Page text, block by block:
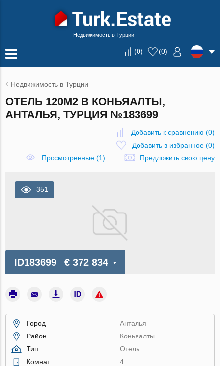
Недвижимость в Турции
(0) (0)
Недвижимость в Турции
ОТЕЛЬ 120М2 В КОНЬЯАЛТЫ,
АНТАЛЬЯ, ТУРЦИЯ №183699
Добавить к сравнению (0)
Добавить в избранное(0)
Просмотренные (1)
Предложить свою цену
351
ID183699 € 372 834
Город
Анталья
Район
Коньяалты
Тип
Отель
Комнат
4